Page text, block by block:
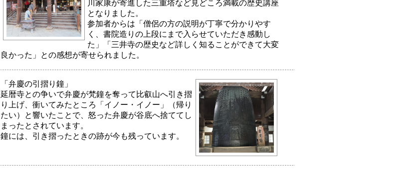
川家康が寄進した三重塔など見どころ満載の歴史講座
となりました。
参加者からは「僧侶の方の説明が丁寧で分かりやす
く、書院造りの上段にまで入らせていただき感動し
た」「三井寺の歴史など詳しく知ることができて大変
良かった」との感想が寄せられました。
「弁慶の引摺り鐘」
延暦寺との争いで弁慶が梵鐘を奪って比叡山へ引き摺
り上げ、衝いてみたところ「イノー・イノー」（帰り
たい）と響いたことで、怒った弁慶が谷底へ捨ててし
まったとされています。
鐘には、引き摺ったときの跡が今も残っています。